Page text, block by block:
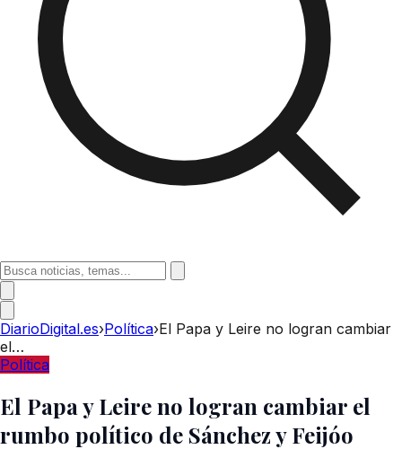
DiarioDigital.es›Política›El Papa y Leire no logran cambiar
el…
Política
El Papa y Leire no logran cambiar el
rumbo político de Sánchez y Feijóo